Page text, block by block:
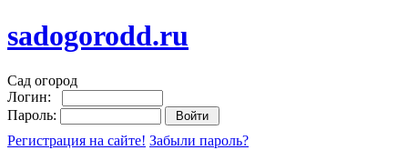
sadogorodd.ru
Сад огород
Логин:
Пароль:
Регистрация на сайте! Забыли пароль?